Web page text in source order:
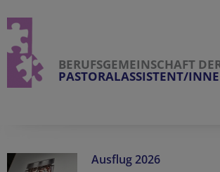
BERUFSGEMEINSCHAFT
PASTORALASSISTENT/
Ausflug 2026